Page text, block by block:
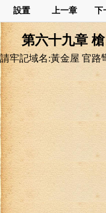
設置 上一章 下
第六十九章
請牢記域名:黃金屋 官路